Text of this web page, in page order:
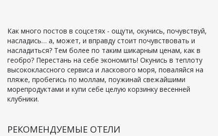
Как много постов в соцсетях - ощути, окунись, почувствуй,
насладись… а, может, и вправду стоит почувствовать и
насладиться? Тем более по таким шикарным ценам, как в
геобро? Перестань на себе экономить! Окунись в теплоту
высококлассного сервиса и ласкового моря, поваляйся на
пляже, пробегись по моллам, поужинай свежайшими
морепродуктами и купи себе целую корзинку весенней
клубники.
РЕКОМЕНДУЕМЫЕ ОТЕЛИ